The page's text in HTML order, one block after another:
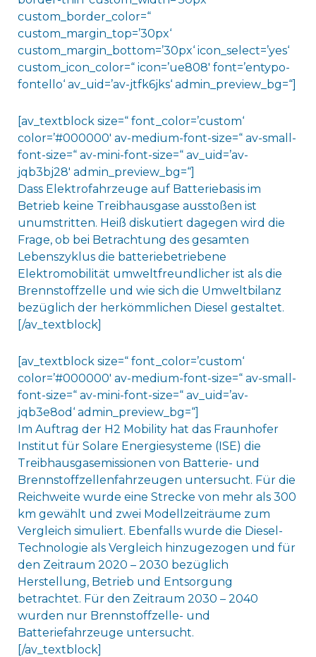
custom_border_color=“
custom_margin_top=’30px‘
custom_margin_bottom=’30px‘ icon_select=’yes‘
custom_icon_color=“ icon=’ue808′ font=’entypo-
fontello‘ av_uid=’av-jtfk6jks‘ admin_preview_bg=“]
[av_textblock size=“ font_color=’custom‘
color=’#000000′ av-medium-font-size=“ av-small-
font-size=“ av-mini-font-size=“ av_uid=’av-
jqb3bj28′ admin_preview_bg=“]
Dass Elektrofahrzeuge auf Batteriebasis im
Betrieb keine Treibhausgase ausstoßen ist
unumstritten. Heiß diskutiert dagegen wird die
Frage, ob bei Betrachtung des gesamten
Lebenszyklus die batteriebetriebene
Elektromobilität umweltfreundlicher ist als die
Brennstoffzelle und wie sich die Umweltbilanz
bezüglich der herkömmlichen Diesel gestaltet.
[/av_textblock]
[av_textblock size=“ font_color=’custom‘
color=’#000000′ av-medium-font-size=“ av-small-
font-size=“ av-mini-font-size=“ av_uid=’av-
jqb3e8od‘ admin_preview_bg=“]
Im Auftrag der H2 Mobility hat das Fraunhofer
Institut für Solare Energiesysteme (ISE) die
Treibhausgasemissionen von Batterie- und
Brennstoffzellenfahrzeugen untersucht. Für die
Reichweite wurde eine Strecke von mehr als 300
km gewählt und zwei Modellzeiträume zum
Vergleich simuliert. Ebenfalls wurde die Diesel-
Technologie als Vergleich hinzugezogen und für
den Zeitraum 2020 – 2030 bezüglich
Herstellung, Betrieb und Entsorgung
betrachtet. Für den Zeitraum 2030 – 2040
wurden nur Brennstoffzelle- und
Batteriefahrzeuge untersucht.
[/av_textblock]